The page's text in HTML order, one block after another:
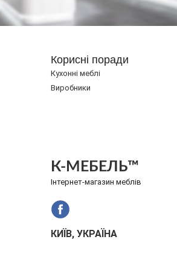
Корисні поради
Кухонні меблі
Виробники
К-МЕБЕЛЬ™
Інтернет-магазин меблів
КИЇВ, УКРАЇНА